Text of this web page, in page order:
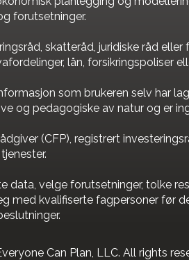
forutsetninger.
skatteråd, juridiske råd
lån, forsikringspoliser
som brukeren selv har
og pedagogiske av natur og er
(CFP), registrert
data, velge forutsetninger, tolke
med kvalifiserte fagpersoner før
Can Plan, LLC. All rights